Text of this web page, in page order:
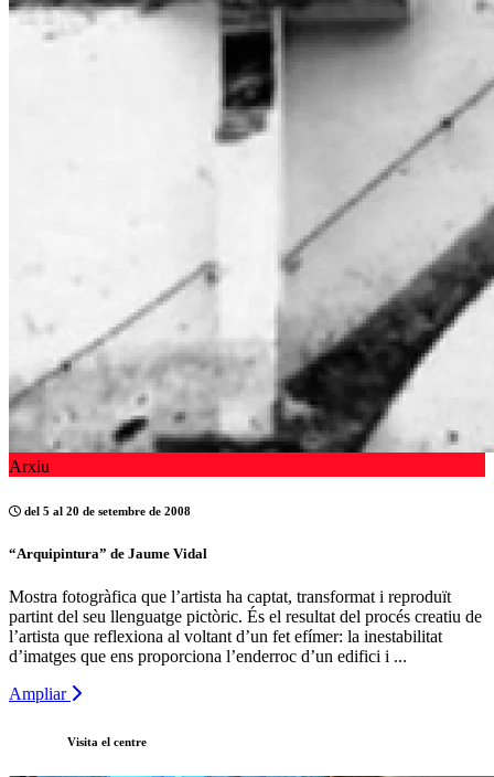
Arxiu
del 5 al 20 de setembre de 2008
“Arquipintura” de Jaume Vidal
Mostra fotogràfica que l’artista ha captat, transformat i reproduït
partint del seu llenguatge pictòric. És el resultat del procés creatiu de
l’artista que reflexiona al voltant d’un fet efímer: la inestabilitat
d’imatges que ens proporciona l’enderroc d’un edifici i ...
Ampliar
Visita el centre